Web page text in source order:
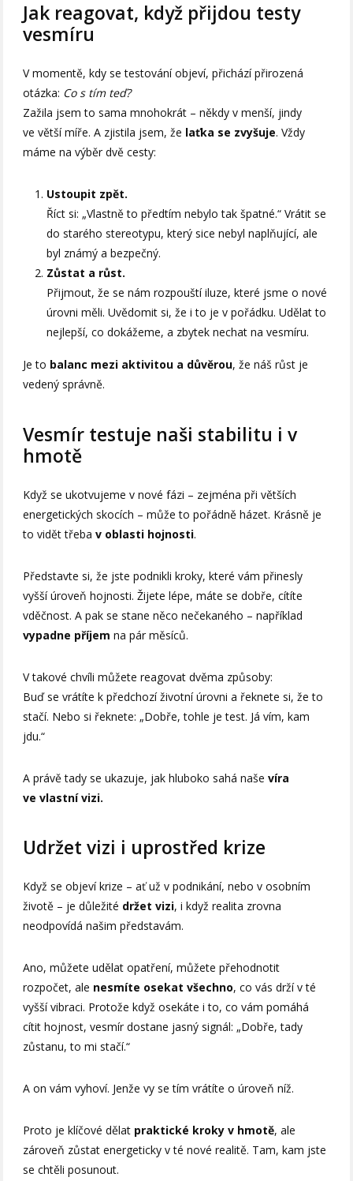
Jak reagovat, když přijdou testy
vesmíru
V momentě, kdy se testování objeví, přichází přirozená
otázka: Co s tím teď?
Zažila jsem to sama mnohokrát – někdy v menší, jindy
ve větší míře. A zjistila jsem, že laťka se zvyšuje. Vždy
máme na výběr dvě cesty:
Ustoupit zpět.
Říct si: „Vlastně to předtím nebylo tak špatné.“ Vrátit se
do starého stereotypu, který sice nebyl naplňující, ale
byl známý a bezpečný.
Zůstat a růst.
Přijmout, že se nám rozpouští iluze, které jsme o nové
úrovni měli. Uvědomit si, že i to je v pořádku. Udělat to
nejlepší, co dokážeme, a zbytek nechat na vesmíru.
Je to balanc mezi aktivitou a důvěrou, že náš růst je
vedený správně.
Vesmír testuje naši stabilitu i v
hmotě
Když se ukotvujeme v nové fázi – zejména při větších
energetických skocích – může to pořádně házet. Krásně je
to vidět třebav oblasti hojnosti.
Představte si, že jste podnikli kroky, které vám přinesly
vyšší úroveň hojnosti. Žijete lépe, máte se dobře, cítíte
vděčnost. A pak se stane něco nečekaného – například
vypadne příjem na pár měsíců.
V takové chvíli můžete reagovat dvěma způsoby:
Buď se vrátíte k předchozí životní úrovni a řeknete si, že to
stačí. Nebo si řeknete: „Dobře, tohle je test. Já vím, kam
jdu.“
A právě tady se ukazuje, jak hluboko sahá naševíra
ve vlastní vizi.
Udržet vizi i uprostřed krize
Když se objeví krize – ať už v podnikání, nebo v osobním
životě – je důležité držet vizi, i když realita zrovna
neodpovídá našim představám.
Ano, můžete udělat opatření, můžete přehodnotit
rozpočet, ale nesmíte osekat všechno, co vás drží v té
vyšší vibraci. Protože když osekáte i to, co vám pomáhá
cítit hojnost, vesmír dostane jasný signál: „Dobře, tady
zůstanu, to mi stačí.“
A on vám vyhoví. Jenže vy se tím vrátíte o úroveň níž.
Proto je klíčové dělat praktické kroky v hmotě, ale
zároveň zůstat energeticky v té nové realitě. Tam, kam jste
se chtěli posunout.